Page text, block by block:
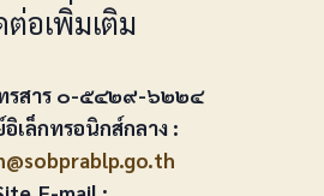
อเพิ่มเติม
รสาร ๐-๕๔๒๙-๖๒๒๔
เล็กทรอนิกส์กลาง :